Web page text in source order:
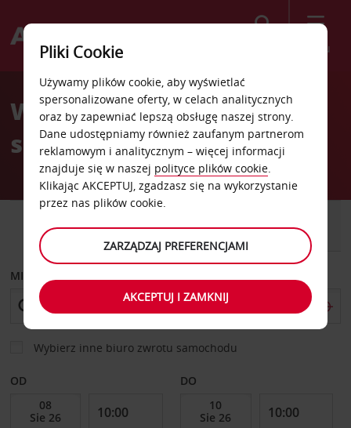
Menu
Welcome
AvisWypożyczalnia
samochodów Port Louis
DOSTAWCZY
MIEJSCE ODBIORU
Wybierz inne biuro zwrotu samochodu
OD DO
Pliki Cookie
Używamy plików cookie, aby wyświetlać
spersonalizowane oferty, w celach analitycznych
oraz by zapewniać lepszą obsługę naszej strony.
Dane udostępniamy również zaufanym partnerom
reklamowym i analitycznym – więcej informacji
znajduje się w naszej polityce plików cookie.
Klikając AKCEPTUJ, zgadzasz się na wykorzystanie
przez nas plików cookie.
ZARZĄDZAJ PREFERENCJAMI
AKCEPTUJ I ZAMKNIJ